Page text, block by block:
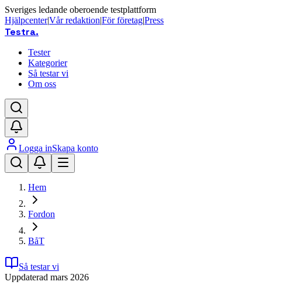
Sveriges ledande oberoende testplattform
Hjälpcenter|Vår redaktion|För företag|Press
Testra.
Tester
Kategorier
Så testar vi
Om oss
Logga inSkapa konto
Hem
Fordon
BåT
Så testar vi
Uppdaterad mars 2026